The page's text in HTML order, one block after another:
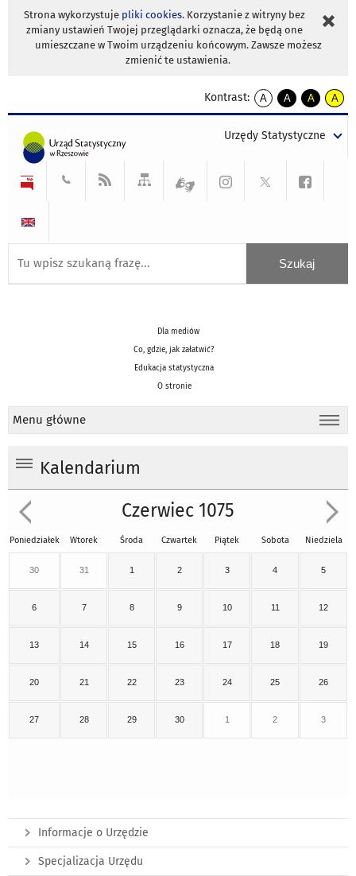
Strona wykorzystuje pliki cookies. Korzystanie z witryny bez
zmiany ustawień Twojej przeglądarki oznacza, że będą one
umieszczane w Twoim urządzeniu końcowym. Zawsze możesz
zmienić te ustawienia.
Kontrast:
A
kontrast
A
kontrast
tekst
czarnym
A
kontrast
tekst
czarnym
A
tekst
żółtym
Urzędy Statystyczne
Dla mediów
Co, gdzie, jak załatwić?
Edukacja statystyczna
O stronie
Menu główne
Kalendarium
Czerwiec 1075
Poniedziałek Wtorek Środa Czwartek Piątek Sobota Niedziela
30 31 1 2 3 4 5
6 7 8 9 10 11 12
13 14 15 16 17 18 19
20 21 22 23 24 25 26
27 28 29 30 1 2 3
Informacje o Urzędzie
Specjalizacja Urzędu